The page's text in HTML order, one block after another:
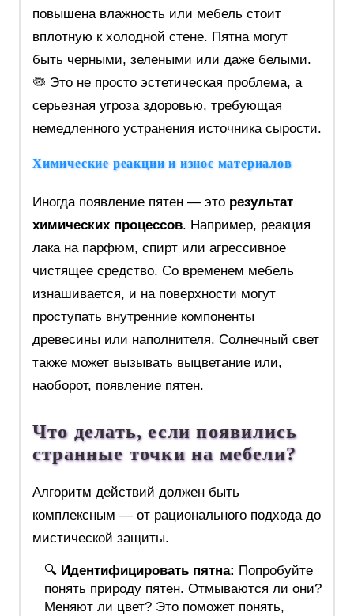
повышена влажность или мебель стоит
вплотную к холодной стене. Пятна могут
быть черными, зелеными или даже белыми.
🦠 Это не просто эстетическая проблема, а
серьезная угроза здоровью, требующая
немедленного устранения источника сырости.
Химические реакции и износ материалов
Иногда появление пятен — это результат
химических процессов. Например, реакция
лака на парфюм, спирт или агрессивное
чистящее средство. Со временем мебель
изнашивается, и на поверхности могут
проступать внутренние компоненты
древесины или наполнителя. Солнечный свет
также может вызывать выцветание или,
наоборот, появление пятен.
Что делать, если появились
странные точки на мебели?
Алгоритм действий должен быть
комплексным — от рационального подхода до
мистической защиты.
🔍 Идентифицировать пятна: Попробуйте
понять природу пятен. Отмываются ли они?
Меняют ли цвет? Это поможет понять,